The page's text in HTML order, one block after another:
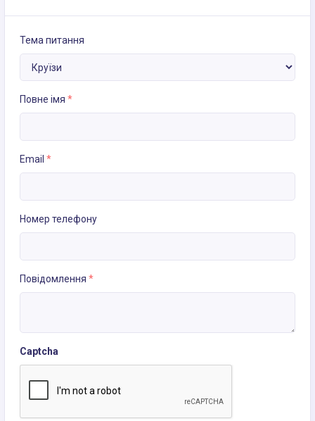
Тема питання
Повне імя *
Email *
Номер телефону
Повідомлення *
Captcha